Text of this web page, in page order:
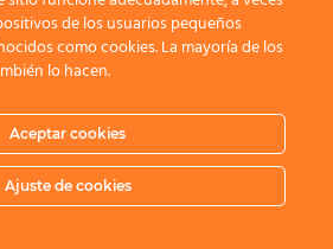
de los usuarios pequeños
como cookies. La mayoría de los
lo hacen.
Aceptar cookies
Ajuste de cookies